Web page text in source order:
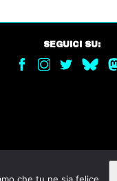
SEGUICI SU: